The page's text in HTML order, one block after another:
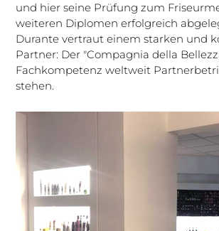
und hier seine Prüfung zum
weiteren Diplomen erfolgreich
Durante vertraut einem starken und
Partner: Der "Compagnia della
Fachkompetenz weltweit
stehen.